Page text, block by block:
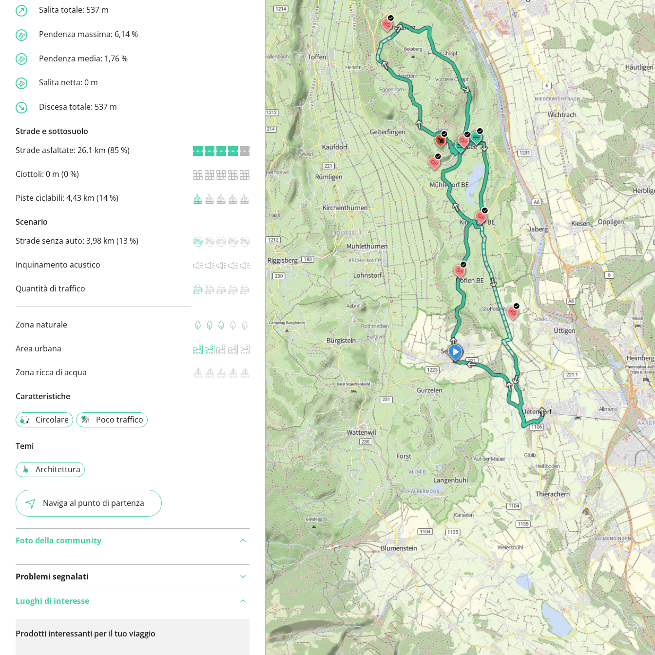
Salita totale: 537 m
Pendenza massima: 6,14 %
Pendenza media: 1,76 %
Salita netta: 0 m
Discesa totale: 537 m
Strade e sottosuolo
Strade asfaltate: 26,1 km (85 %)
Ciottoli: 0 m (0 %)
Piste ciclabili: 4,43 km (14 %)
Scenario
Strade senza auto: 3,98 km (13 %)
Inquinamento acustico
Quantità di traffico
Zona naturale
Area urbana
Zona ricca di acqua
Caratteristiche
Circolare Poco traffico
Temi
Architettura
Naviga al punto di partenza
Foto della community
Problemi segnalati
segnalati problemi su
Luoghi di interesse
Prodotti interessanti per il tuo viaggio